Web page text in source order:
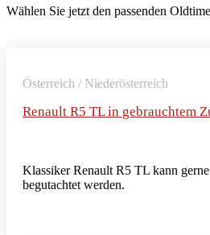
Wählen Sie jetzt den passenden
Österreich / Niederösterreich
Renault R5 TL in gebrauchtem
Klassiker Renault R5 TL kann
begutachtet werden.